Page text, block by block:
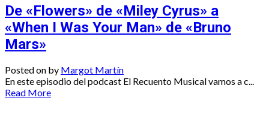
De «Flowers» de «Miley Cyrus» a
«When I Was Your Man» de «Bruno
Mars»
Posted on by Margot Martín
En este episodio del podcast El Recuento Musical vamos a c...
Read More